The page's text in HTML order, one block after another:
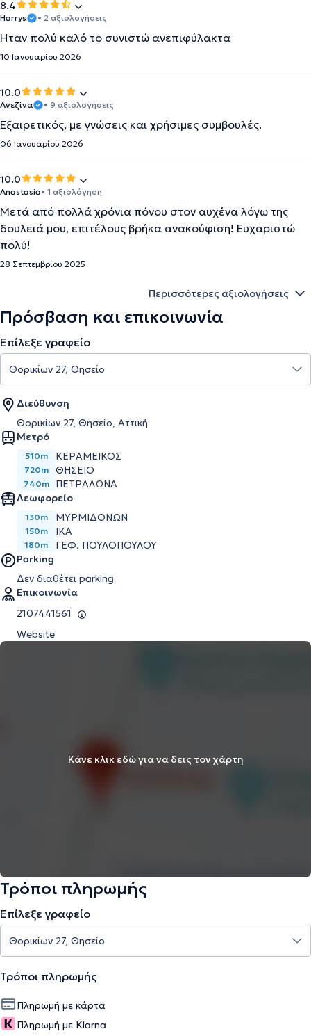
8.4
Harrys • 2 αξιολογήσεις
Ήταν πολύ καλό το συνιστώ ανεπιφύλακτα
10 Ιανουαρίου 2026
10.0
Ανεζίνα • 9 αξιολογήσεις
Εξαιρετικός, με γνώσεις και χρήσιμες συμβουλές.
06 Ιανουαρίου 2026
10.0
Anastasia• 1 αξιολόγηση
Μετά από πολλά χρόνια πόνου στον αυχένα λόγω της
δουλειά μου, επιτέλους βρήκα ανακούφιση! Ευχαριστώ
πολύ!
28 Σεπτεμβρίου 2025
Περισσότερες αξιολογήσεις
Πρόσβαση και επικοινωνία
Επίλεξε γραφείο
Διεύθυνση
Θορικίων 27, Θησείο, Αττική
Μετρό
510m ΚΕΡΑΜΕΙΚΌΣ
720m ΘΗΣΕΊΟ
740m
ΠΕΤΡΆΛΩΝΑ
Λεωφορείο
130m ΜΥΡΜΙΔΟΝΩΝ
150m ΙΚΑ
180m
ΓΕΦ. ΠΟΥΛΟΠΟΥΛΟΥ
Parking
Δεν διαθέτει parking
Επικοινωνία
2107441561
Website
Κάνε κλικ εδώ για να δεις τον χάρτη
Τρόποι πληρωμής
Επίλεξε γραφείο
Τρόποι πληρωμής
Πληρωμή με κάρτα
Πληρωμή με Klarna